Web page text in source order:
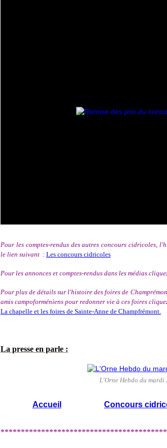
Pour les comptes-rendus des autres concours cidricoles,
le lien suivant : Les concours cidricoles
Pour les annonces et comptes-rendus dans les médias
Pour plus de détails sur l'histoire des foires de
amis campoforméniens pour redonner vie à ces foires
La chapelle et les foires de Sainte-Anne de Champfrémont.
La presse en parle :
L'Orne Hebdo du mardi
Accueil Concours